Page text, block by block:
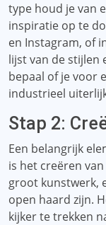
type houd je van
inspiratie op te
en Instagram, of
lijst van de stijlen
bepaal of je voor
industrieel
Stap 2:
Een belangrijk
is het creëren
groot kunstwerk,
open haard zijn.
kijker te trekken